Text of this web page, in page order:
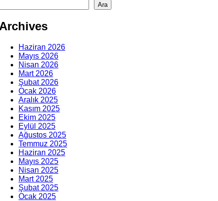
Ara
Haziran 2026
Mayıs 2026
Nisan 2026
Mart 2026
Şubat 2026
Ocak 2026
Aralık 2025
Kasım 2025
Ekim 2025
Eylül 2025
Ağustos 2025
Temmuz 2025
Haziran 2025
Mayıs 2025
Nisan 2025
Mart 2025
Şubat 2025
Ocak 2025